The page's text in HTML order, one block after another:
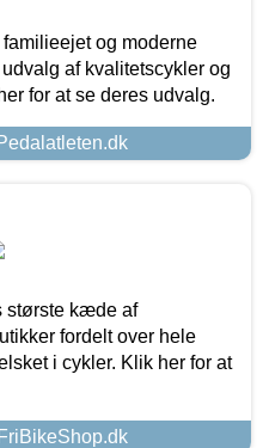
og moderne
af kvalitetscykler og
for at se deres udvalg.
største kæde af
fordelt over hele
i cykler. Klik her for at